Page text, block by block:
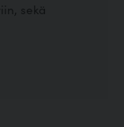
sekä